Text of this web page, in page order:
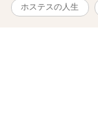
泉に癒され、若い
過去の恋、母との
した本音の会話が
り』を受け入れる
交わし、感謝を伝
それは、誰かに読
ホステスの人生